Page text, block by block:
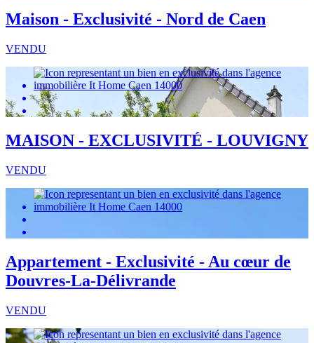
Maison - Exclusivité - Nord de Caen
VENDU
MAISON - EXCLUSIVITÉ - LOUVIGNY
VENDU
Appartement - Exclusivité - Au cœur de
Douvres-La-Délivrande
VENDU